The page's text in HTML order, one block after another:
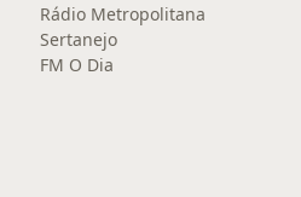
Rádio Metropolitana
Sertanejo
FM O Dia